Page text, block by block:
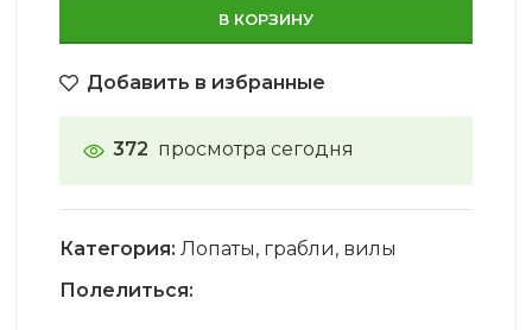
В КОРЗИНУ
Добавить в избранные
372 просмотра сегодня
Категория: Лопаты, грабли, вилы
Полелиться: